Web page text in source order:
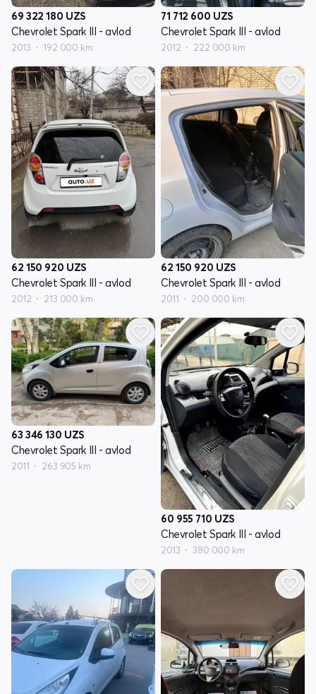
69 322 180 UZS
Chevrolet Spark III - avlod
2013 192 000 km
71 712 600 UZS
Chevrolet Spark III - avlod
2012 222 000 km
62 150 920 UZS
Chevrolet Spark III - avlod
2012 213 000 km
62 150 920 UZS
Chevrolet Spark III - avlod
2011 200 000 km
63 346 130 UZS
Chevrolet Spark III - avlod
2011 263 905 km
60 955 710 UZS
Chevrolet Spark III - avlod
2013 380 000 km